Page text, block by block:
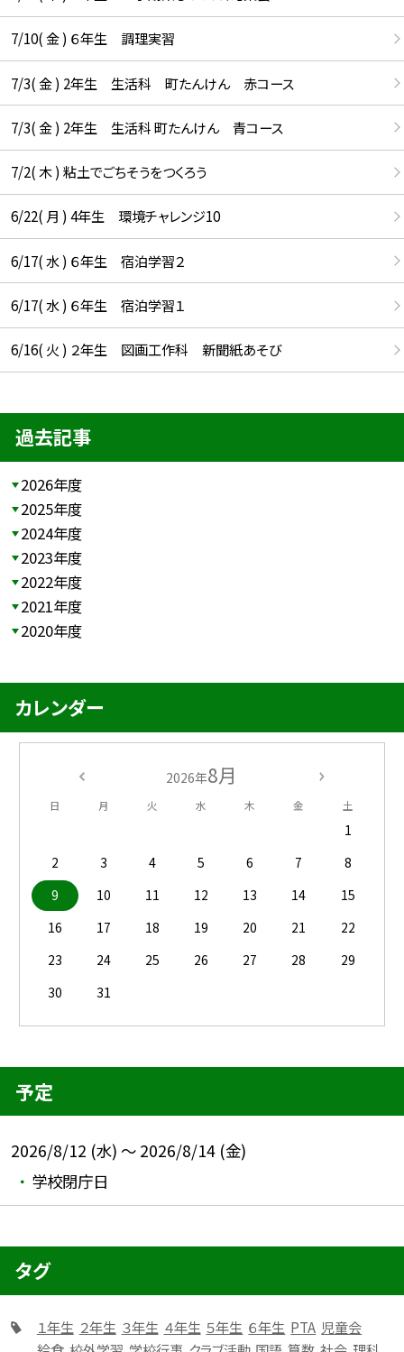
7/10( 金 ) ６年生 調理実習
7/3( 金 ) 2年生 生活科 町たんけん 赤コース
7/3( 金 ) 2年生 生活科 町たんけん 青コース
7/2( 木 ) 粘土でごちそうをつくろう
6/22( 月 ) 4年生 環境チャレンジ10
6/17( 水 ) ６年生 宿泊学習２
6/17( 水 ) ６年生 宿泊学習１
6/16( 火 ) ２年生 図画工作科 新聞紙あそび
過去記事
2026年度
2025年度
2024年度
2023年度
2022年度
2021年度
2020年度
カレンダー
2026年8月
日 月 火 水 木 金 土
1
2
3 4 5 6 7
8
9
10 11 12 13 14
15
16
17 18 19 20 21
22
23
24 25 26 27 28
29
30
31
予定
2026/8/12 (水) ～ 2026/8/14 (金)
学校閉庁日
タグ
１年生 ２年生 ３年生 ４年生 ５年生 ６年生 PTA 児童会